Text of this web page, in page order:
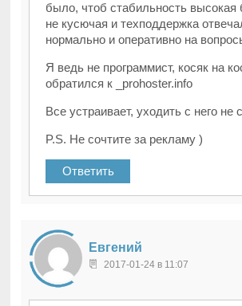
было, чтоб стабильность
не кусючая и техподдержка
нормально и оперативно на
Я ведь не программист, косяк на
обратился к _prohoster.info
Все устраивает, уходить с него не
P.S. Не сочтите за рекламу )
Ответить
Евгений
2017-01-24 в 11:07